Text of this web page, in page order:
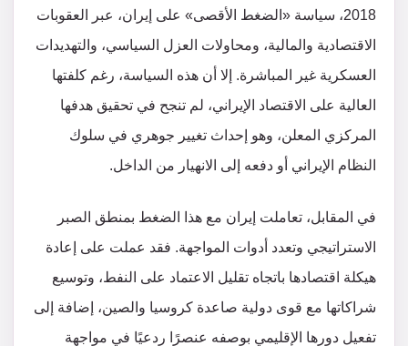
2018، سياسة «الضغط الأقصى» على إيران، عبر العقوبات
الاقتصادية والمالية، ومحاولات العزل السياسي، والتهديدات
العسكرية غير المباشرة. إلا أن هذه السياسة، رغم كلفتها
العالية على الاقتصاد الإيراني، لم تنجح في تحقيق هدفها
المركزي المعلن، وهو إحداث تغيير جوهري في سلوك
النظام الإيراني أو دفعه إلى الانهيار من الداخل.
في المقابل، تعاملت إيران مع هذا الضغط بمنطق الصبر
الاستراتيجي وتعدد أدوات المواجهة. فقد عملت على إعادة
هيكلة اقتصادها باتجاه تقليل الاعتماد على النفط، وتوسيع
شراكاتها مع قوى دولية صاعدة كروسيا والصين، إضافة إلى
تفعيل دورها الإقليمي بوصفه عنصرًا ردعيًا في مواجهة